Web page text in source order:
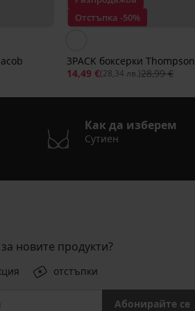
Отстъпка -50%
3PACK боксерки Thompson
14,49 €(28,34 лв.)28,99 €
Как да изберем
Сутиен
новите продукти?
отстъпки
Абонирайте се